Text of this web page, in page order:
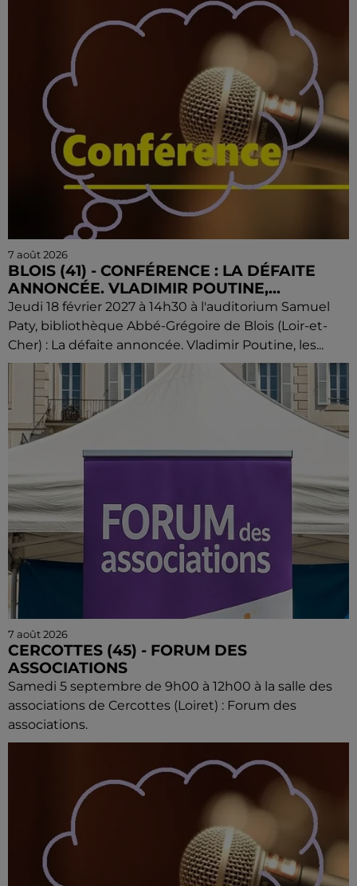
7 août 2026
BLOIS (41) - CONFÉRENCE : LA DÉFAITE
ANNONCÉE. VLADIMIR POUTINE,...
Jeudi 18 février 2027 à 14h30 à l'auditorium Samuel
Paty, bibliothèque Abbé-Grégoire de Blois (Loir-et-
Cher) : La défaite annoncée. Vladimir Poutine, les...
7 août 2026
CERCOTTES (45) - FORUM DES
ASSOCIATIONS
Samedi 5 septembre de 9h00 à 12h00 à la salle des
associations de Cercottes (Loiret) : Forum des
associations.